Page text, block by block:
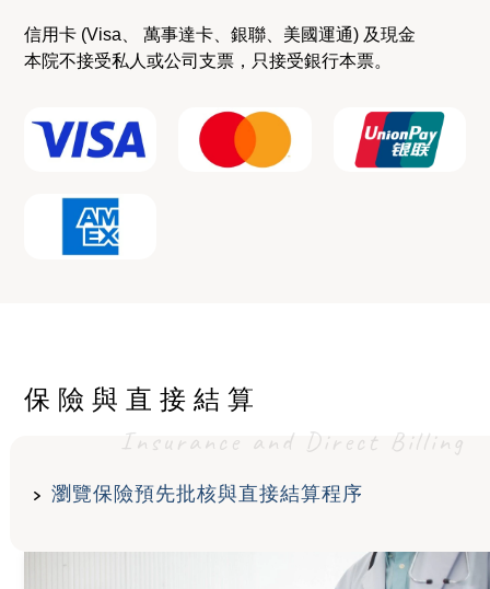
信用卡 (Visa、 萬事達卡、銀聯、美國運通) 及現金
本院不接受私人或公司支票，只接受銀行本票。
保險與直接結算
Insurance and Direct Billing
瀏覽保險預先批核與直接結算程序